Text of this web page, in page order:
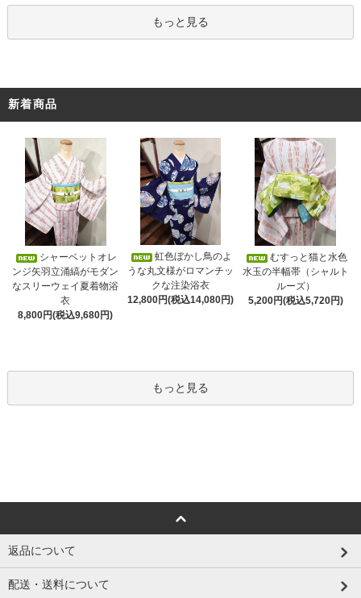
もっと見る
新着商品
シャーベットオレ
ンジ矢羽立涌縞がモダン
なスリーウェイ夏着物浴
衣
8,800円(税込9,680円)
虹色ぼかし鳥のよ
うな丸文様がロマンチッ
クな注染浴衣
12,800円(税込14,080円)
むすっと猫と水色
水玉の半幅帯（シャルト
ルーズ）
5,200円(税込5,720円)
もっと見る
返品について
配送・送料について